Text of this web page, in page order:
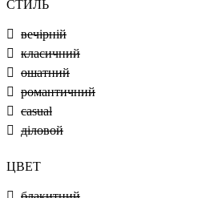
СТИЛЬ
вечірній
класичний
ошатний
романтичний
casual
діловой
ЦВЕТ